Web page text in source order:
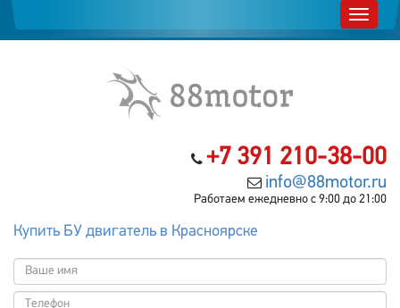
+7 391 210-38-00
info@88motor.ru
Работаем ежедневно с 9:00 до 21:00
Купить БУ двигатель в Красноярске